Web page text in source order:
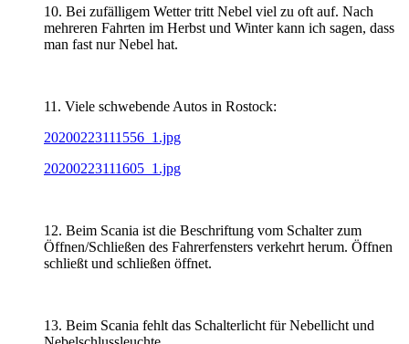
10. Bei zufälligem Wetter tritt Nebel viel zu oft auf. Nach
mehreren Fahrten im Herbst und Winter kann ich sagen, dass
man fast nur Nebel hat.
11. Viele schwebende Autos in Rostock:
20200223111556_1.jpg
20200223111605_1.jpg
12. Beim Scania ist die Beschriftung vom Schalter zum
Öffnen/Schließen des Fahrerfensters verkehrt herum. Öffnen
schließt und schließen öffnet.
13. Beim Scania fehlt das Schalterlicht für Nebellicht und